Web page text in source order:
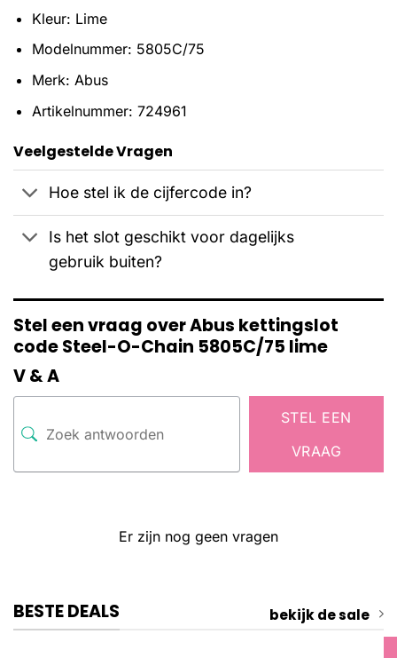
Kleur: Lime
Modelnummer: 5805C/75
Merk: Abus
Artikelnummer: 724961
Veelgestelde Vragen
Hoe stel ik de cijfercode in?
Is het slot geschikt voor dagelijks
gebruik buiten?
Stel een vraag over Abus kettingslot
code Steel-O-Chain 5805C/75 lime
V & A
STEL EEN
VRAAG
Er zijn nog geen vragen
BESTE DEALS bekijk de sale